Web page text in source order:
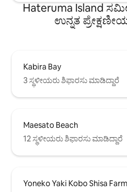
Hateruma Island
ಉನ್ನತ
Kabira Bay
3 ಸ್ಥಳೀಯರು ಶಿಫಾರಸು ಮಾಡಿದ್ದಾರೆ
Maesato Beach
12 ಸ್ಥಳೀಯರು ಶಿಫಾರಸು ಮಾಡಿದ್ದಾರೆ
Yoneko Yaki Kobo Shisa Farm